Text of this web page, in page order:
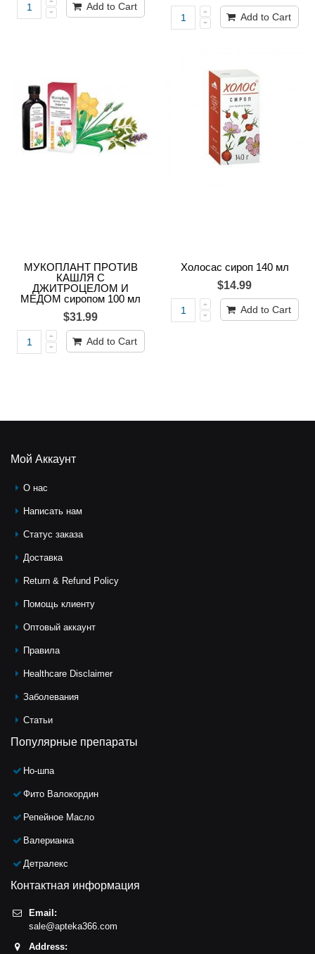
Add to Cart
Add to Cart
МУКОПЛАНТ ПРОТИВ
КАШЛЯ С
ДЖИТРОЦЕЛОМ И
МЕДОМ сиропом 100 мл
$31.99
Add to Cart
Холосас сироп 140 мл
$14.99
Add to Cart
Мой Аккаунт
О нас
Написать нам
Статус заказа
Доставка
Return & Refund Policy
Помощь клиeнту
Оптовый аккаунт
Правила
Healthcare Disclaimer
Заболевания
Статьи
Популярные препараты
Но-шпа
Фито Валокордин
Репейное Масло
Валерианка
Детралекс
Контактная информация
Email:
sale@apteka366.com
Address: